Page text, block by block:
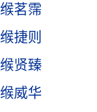
缑茗霈
缑捷则
缑贤臻
缑威华